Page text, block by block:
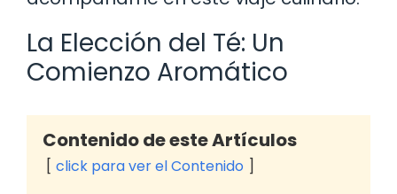
La Elección del Té: Un
Comienzo Aromático
Contenido de este Artículos
click para ver el Contenido